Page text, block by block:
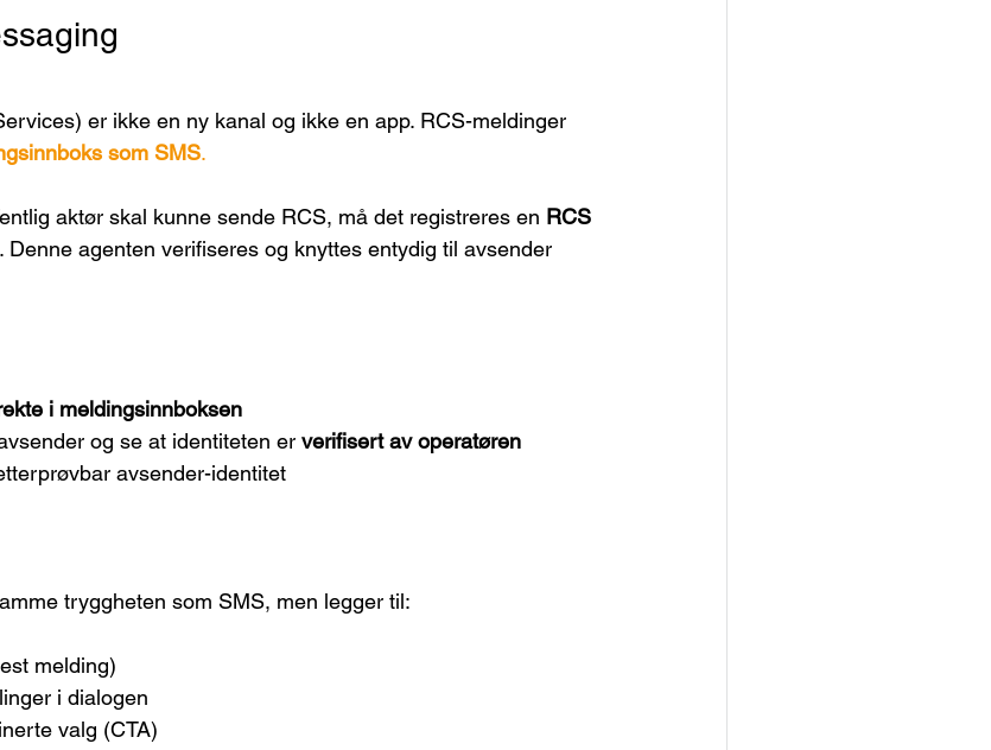
er ikke en ny kanal og ikke en app. RCS-meldinger
som SMS.
aktør skal kunne sende RCS, må det registreres en RCS
agenten verifiseres og knyttes entydig til avsender
i meldingsinnboksen
og se at identiteten er verifisert av operatøren
avsender-identitet
tryggheten som SMS, men legger til:
melding)
i dialogen
valg (CTA)